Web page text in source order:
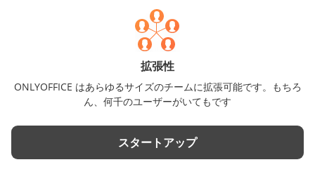
拡張性
ONLYOFFICE はあらゆるサイズのチームに拡張可能です。もちろ
ん、何千のユーザーがいてもです
スタートアップ